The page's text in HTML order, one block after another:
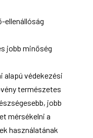
ellenállóság
jobb minőség
alapú védekezési
természetes
jobb
mérsékelni a
használatának